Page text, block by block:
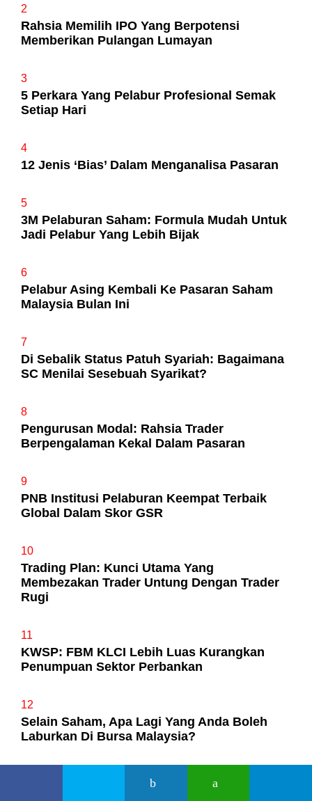
2
Rahsia Memilih IPO Yang Berpotensi
Memberikan Pulangan Lumayan
3
5 Perkara Yang Pelabur Profesional Semak
Setiap Hari
4
12 Jenis ‘Bias’ Dalam Menganalisa Pasaran
5
3M Pelaburan Saham: Formula Mudah Untuk
Jadi Pelabur Yang Lebih Bijak
6
Pelabur Asing Kembali Ke Pasaran Saham
Malaysia Bulan Ini
7
Di Sebalik Status Patuh Syariah: Bagaimana
SC Menilai Sesebuah Syarikat?
8
Pengurusan Modal: Rahsia Trader
Berpengalaman Kekal Dalam Pasaran
9
PNB Institusi Pelaburan Keempat Terbaik
Global Dalam Skor GSR
10
Trading Plan: Kunci Utama Yang
Membezakan Trader Untung Dengan Trader
Rugi
11
KWSP: FBM KLCI Lebih Luas Kurangkan
Penumpuan Sektor Perbankan
12
Selain Saham, Apa Lagi Yang Anda Boleh
Laburkan Di Bursa Malaysia?
Jangan Main Beli Saham, Ikuti 7 Langkah